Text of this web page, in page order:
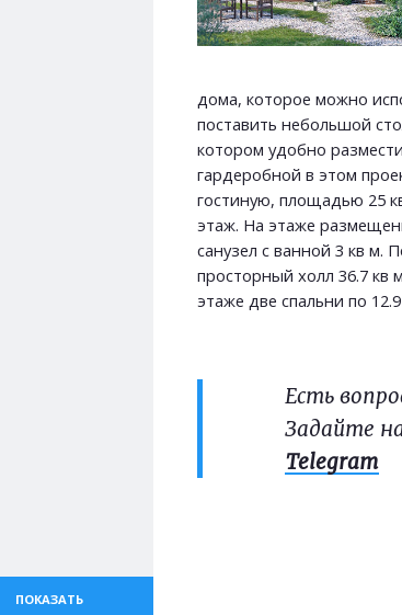
ПОКАЗАТЬ
дома, которое можно
поставить небольшой
котором удобно
гардеробной в этом
гостиную, площадью 25
этаж. На этаже
санузел с ванной 3 кв м.
просторный холл 36.7 кв
этаже две спальни по
Есть
Задайте
Telegram